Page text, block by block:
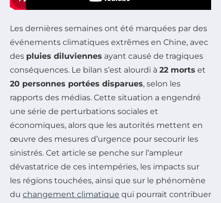
Les dernières semaines ont été marquées par des
événements climatiques extrêmes en Chine, avec
des pluies diluviennes ayant causé de tragiques
conséquences. Le bilan s’est alourdi à 22 morts et
20 personnes portées disparues, selon les
rapports des médias. Cette situation a engendré
une série de perturbations sociales et
économiques, alors que les autorités mettent en
œuvre des mesures d’urgence pour secourir les
sinistrés. Cet article se penche sur l’ampleur
dévastatrice de ces intempéries, les impacts sur
les régions touchées, ainsi que sur le phénomène
du changement climatique qui pourrait contribuer